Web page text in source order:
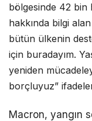
bölgesinde 42 bin
hakkında bilgi
bütün ülkenin
için buradayım.
yeniden
borçluyuz”
Macron, yangın